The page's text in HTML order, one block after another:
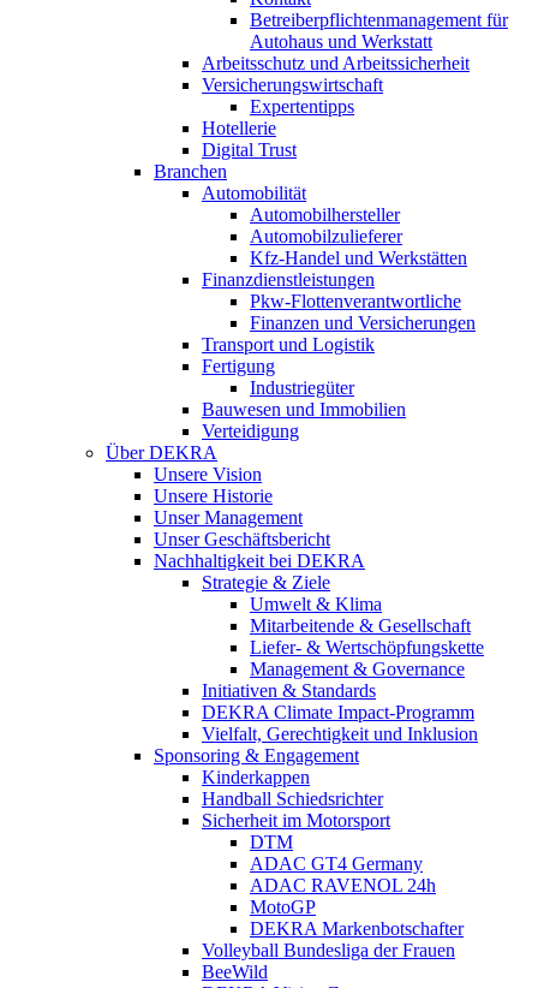
Betreiberpflichtenmanagement für
Autohaus und Werkstatt
Arbeitsschutz und Arbeitssicherheit
Versicherungswirtschaft
Expertentipps
Hotellerie
Digital Trust
Branchen
Automobilität
Automobilhersteller
Automobilzulieferer
Kfz-Handel und Werkstätten
Finanzdienstleistungen
Pkw‑Flottenverantwortliche
Finanzen und Versicherungen
Transport und Logistik
Fertigung
Industriegüter
Bauwesen und Immobilien
Verteidigung
Über DEKRA
Unsere Vision
Unsere Historie
Unser Management
Unser Geschäftsbericht
Nachhaltigkeit bei DEKRA
Strategie & Ziele
Umwelt & Klima
Mitarbeitende & Gesellschaft
Liefer- & Wertschöpfungskette
Management & Governance
Initiativen & Standards
DEKRA Climate Impact-Programm
Vielfalt, Gerechtigkeit und Inklusion​
Sponsoring & Engagement
Kinderkappen
Handball Schiedsrichter
Sicherheit im Motorsport
DTM
ADAC GT4 Germany
ADAC RAVENOL 24h
MotoGP
DEKRA Markenbotschafter
Volleyball Bundesliga der Frauen
BeeWild